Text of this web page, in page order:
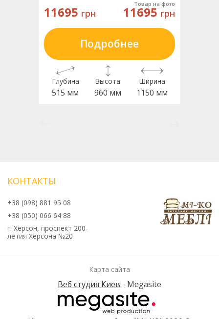
11695 грн
Товар на фото
11695 грн
Подробнее
Глубина
515 мм
Высота
960 мм
Ширина
1150 мм
КОНТАКТЫ
+38 (098) 881 95 08
+38 (050) 066 64 88
г. Херсон, проспект 200-
летия Херсона №20
Карта сайта
Веб студия Киев - Megasite